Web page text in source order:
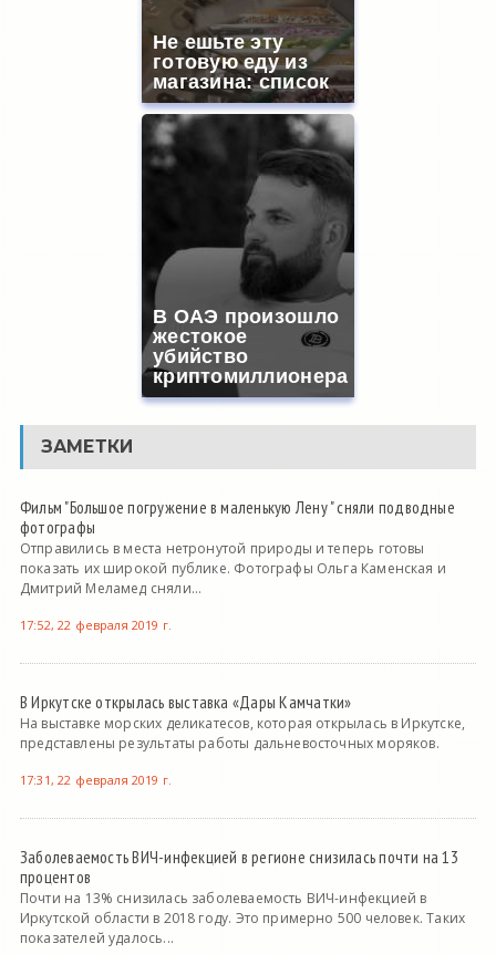
Не ешьте эту
готовую еду из
магазина: список
В ОАЭ произошло
жестокое
убийство
криптомиллионера
ЗАМЕТКИ
Фильм "Большое погружение в маленькую Лену " сняли подводные
фотографы
Отправились в места нетронутой природы и теперь готовы
показать их широкой публике. Фотографы Ольга Каменская и
Дмитрий Меламед сняли...
17:52, 22 февраля 2019 г.
В Иркутске открылась выставка «Дары Камчатки»
На выставке морских деликатесов, которая открылась в Иркутске,
представлены результаты работы дальневосточных моряков.
17:31, 22 февраля 2019 г.
Заболеваемость ВИЧ-инфекцией в регионе снизилась почти на 13
процентов
Почти на 13% снизилась заболеваемость ВИЧ-инфекцией в
Иркутской области в 2018 году. Это примерно 500 человек. Таких
показателей удалось...